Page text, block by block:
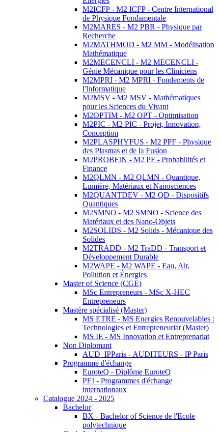
M2ICFP - M2 ICFP - Centre International
de Physique Fondamentale
M2MARES - M2 PBR - Physique par
Recherche
M2MATHMOD - M2 MM - Modélisation
Mathématique
M2MECENCLI - M2 MECENCLI -
Génie Mécanique pour les Cliniciens
M2MPRI - M2 MPRI - Fondements de
l'Informatique
M2MSV - M2 MSV - Mathématiques
pour les Sciences du Vivant
M2OPTIM - M2 OPT - Optimisation
M2PIC - M2 PIC - Projet, Innovation,
Conception
M2PLASPHYFUS - M2 PPF - Physique
des Plasmas et de la Fusion
M2PROBFIN - M2 PF - Probabilités et
Finance
M2QLMN - M2 QLMN - Quantique,
Lumière, Matériaux et Nanosciences
M2QUANTDEV - M2 QD - Dispositifs
Quantiques
M2SMNO - M2 SMNO - Science des
Matériaux et des Nano-Objets
M2SOLIDS - M2 Solids - Mécanique des
Solides
M2TRADD - M2 TraDD - Transport et
Développement Durable
M2WAPE - M2 WAPE - Eau, Air,
Pollution et Énergies
Master of Science (CGE)
MSc Entrepreneurs - MSc X-HEC
Entrepreneurs
Mastère spécialisé (Master)
MS ETRE - MS Energies Renouvelables :
Technologies et Entrepreneuriat (Master)
MS IE - MS Innovation et Entreprenariat
Non Diplomant
AUD_IPParis - AUDITEURS - IP Paris
Programme d'échange
EuroteQ - Diplôme EuroteQ
PEI - Programmes d'échange
internationaux
Catalogue 2024 - 2025
Bachelor
BX - Bachelor of Science de l'Ecole
polytechnique